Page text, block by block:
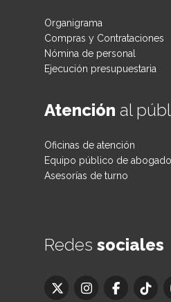
Organigrama
Compras y Contrataciones
Nómina de personal
Ejecución presupuestaria
Atención al
Oficinas de atención
Equipo público de
Asesorías de turno
Redes sociales